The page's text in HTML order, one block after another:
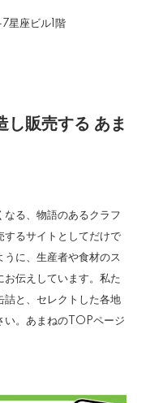
星座ビル1階
し販売する あま
なる、物語のあるクラフ
するサイトとしてだけで
うに、生産者や食材のス
お伝えしています。私た
詰と、セレクトした各地
い。あまねのTOPページ